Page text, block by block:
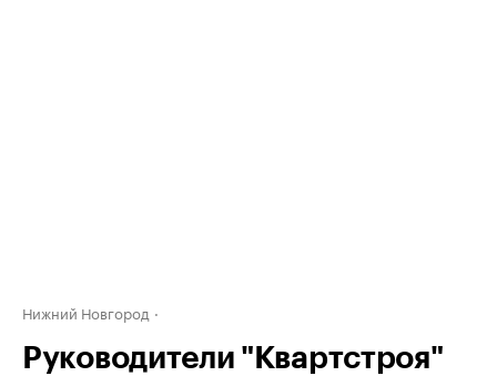
Нижний Новгород
Руководители "Квартстроя"